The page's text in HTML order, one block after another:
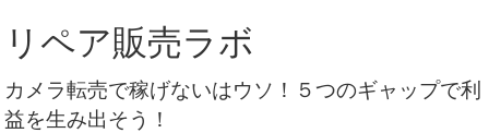
リペア販売ラボ
カメラ転売で稼げないはウソ！５つのギャップで利
益を生み出そう！